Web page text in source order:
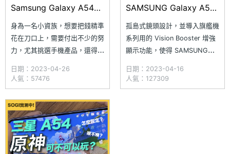
Samsung Galaxy A54
5G三大旗艦體驗
身為一名小資族，想要把錢精準
花在刀口上，需要付出不少的努
力，尤其挑選手機產品，還得同
一整套操作下來相當累人。其實
挑出一款好手機沒有這麼難，
Samsung 在台灣推出全新
Galaxy A54 5G，不但軟硬體
各有接近旗艦手機的體驗，重要
的是購機花費親民好入手，不僅
年輕人喜
日期：2023-04-26
人氣：57476
SAMSUNG Galaxy A54
5G開箱
孤島式鏡頭設計，並導入旗艦機
系列用的 Vision Booster 增強
顯示功能，使得 SAMSUNG
上來說很像是簡配版的 S23
啊！ 三星最新推出的 Galaxy A
日期：2023-04-16
人氣：127309